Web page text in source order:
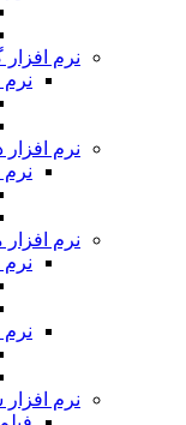
نرم
نرم
نرم
نرم
نرم افزار
نرم